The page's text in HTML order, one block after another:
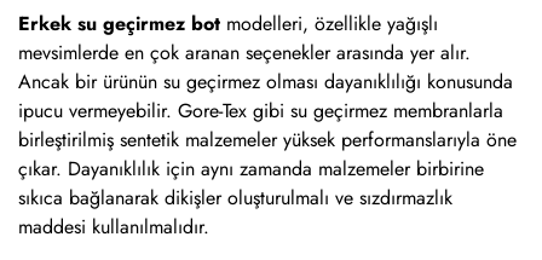
Erkek su geçirmez bot modelleri, özellikle yağışlı
mevsimlerde en çok aranan seçenekler arasında yer alır.
Ancak bir ürünün su geçirmez olması dayanıklılığı konusunda
ipucu vermeyebilir. Gore-Tex gibi su geçirmez membranlarla
birleştirilmiş sentetik malzemeler yüksek performanslarıyla öne
çıkar. Dayanıklılık için aynı zamanda malzemeler birbirine
sıkıca bağlanarak dikişler oluşturulmalı ve sızdırmazlık
maddesi kullanılmalıdır.